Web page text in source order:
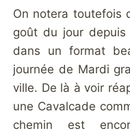
On notera toutefois
goût du jour depuis
dans un format
journée de Mardi
ville. De là à voir
une Cavalcade
chemin est